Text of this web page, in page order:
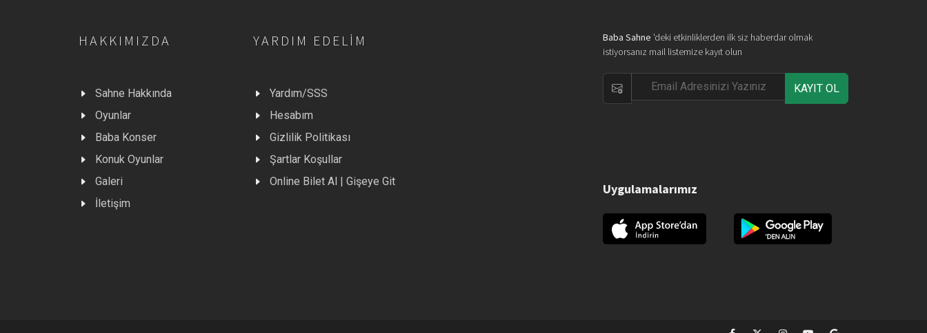
HAKKIMIZDA
Sahne Hakkında
Oyunlar
Baba Konser
Konuk Oyunlar
Galeri
İletişim
YARDIM EDELIM
Yardım/SSS
Hesabım
Gizlilik Politikası
Şartlar Koşullar
Online Bilet Al | Gişeye Git
Baba Sahne 'deki etkinliklerden ilk siz haberdar olmak
istiyorsanız mail listemize kayıt olun
KAYIT OL
Uygulamalarımız